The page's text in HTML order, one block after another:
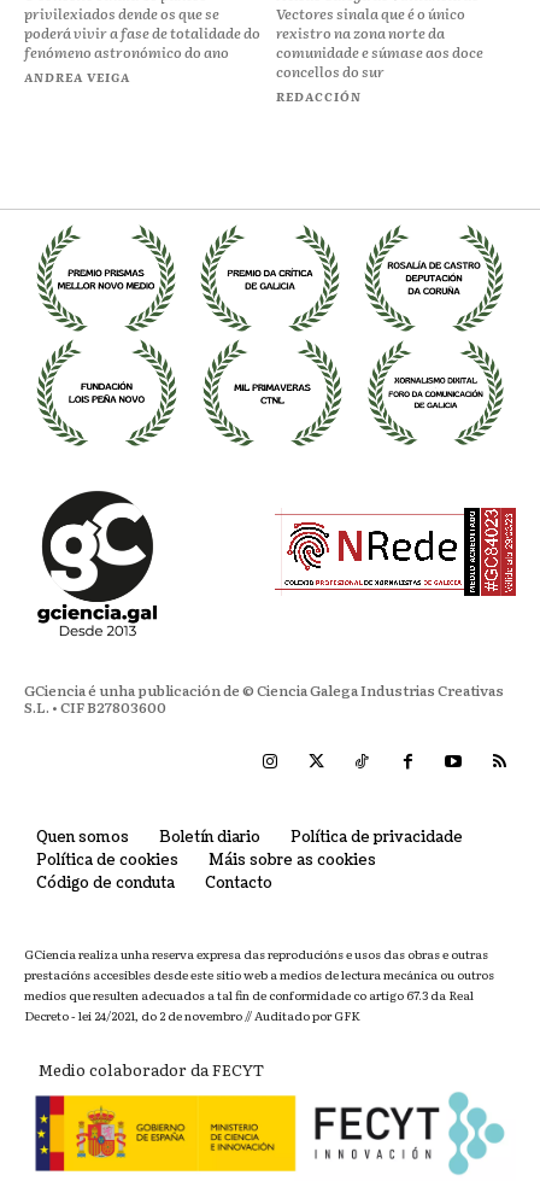
privilexiados dende os que se
poderá vivir a fase de totalidade do
fenómeno astronómico do ano
ANDREA VEIGA
Vectores sinala que é o único
rexistro na zona norte da
comunidade e súmase aos doce
concellos do sur
REDACCIÓN
GCiencia é unha publicación de © Ciencia Galega Industrias Creativas
S.L. • CIF B27803600
Quen somos Boletín diario
Política de privacidade
Política de cookies
Máis sobre as cookies
Código de conduta
Contacto
GCiencia realiza unha reserva expresa das reproducións e usos das obras e outras
prestacións accesibles desde este sitio web a medios de lectura mecánica ou outros
medios que resulten adecuados a tal fin de conformidade co artigo 67.3 da Real
Decreto - lei 24/2021, do 2 de novembro // Auditado por GFK
Medio colaborador da FECYT